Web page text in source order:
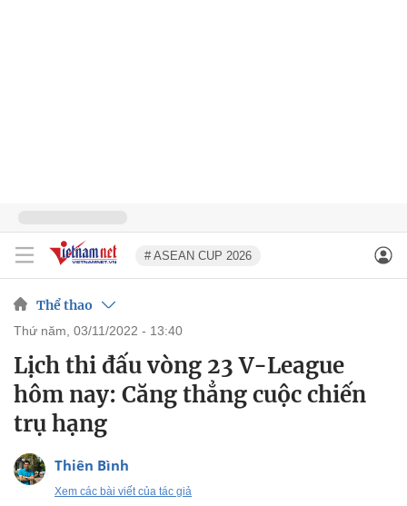
# ASEAN CUP 2026
Thể thao
thứ năm, 03/11/2022 - 13:40
Lịch thi đấu vòng 23 V-League
hôm nay: Căng thẳng cuộc chiến
trụ hạng
Thiên Bình
Xem các bài viết của tác giả